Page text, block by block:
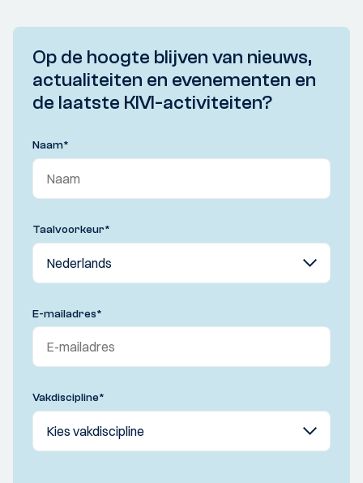
Op de hoogte blijven van nieuws,
actualiteiten en evenementen en
de laatste KIVI-activiteiten?
Naam*
Taalvoorkeur*
E-mailadres*
Vakdiscipline*